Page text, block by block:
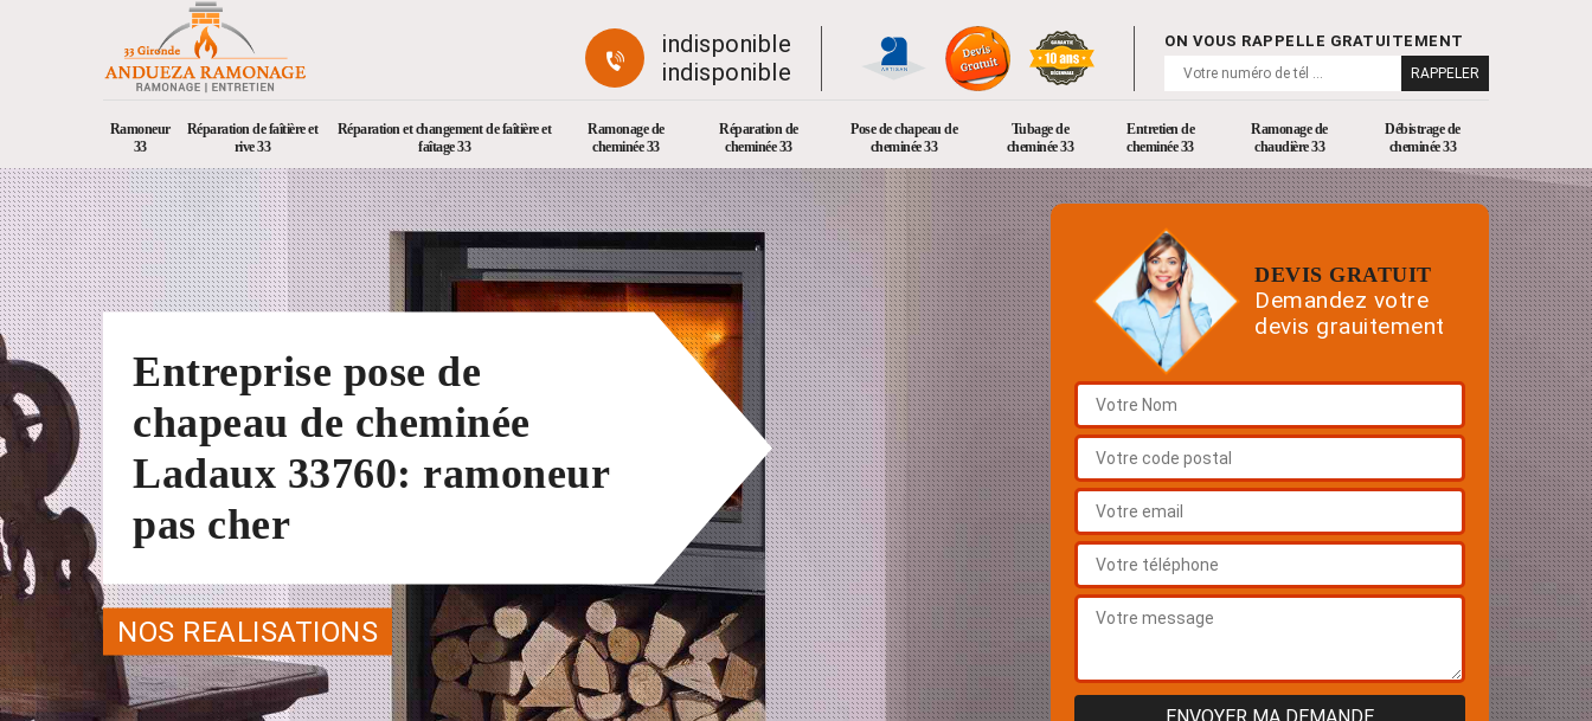
indisponible
indisponible
ON VOUS RAPPELLE GRATUITEMENT
Ramoneur
33
Réparation de faîtière et
rive 33
Réparation et changement de faîtière et
faîtage 33
Ramonage de
cheminée 33
Réparation de
cheminée 33
Pose de chapeau de
cheminée 33
Tubage de
cheminée 33
Entretien de
cheminée 33
Ramonage de
chaudière 33
Débistrage de
cheminée 33
Entreprise pose de
chapeau de cheminée
Ladaux 33760: ramoneur
pas cher
NOS REALISATIONS
DEVIS GRATUIT
Demandez votre
devis grauitement